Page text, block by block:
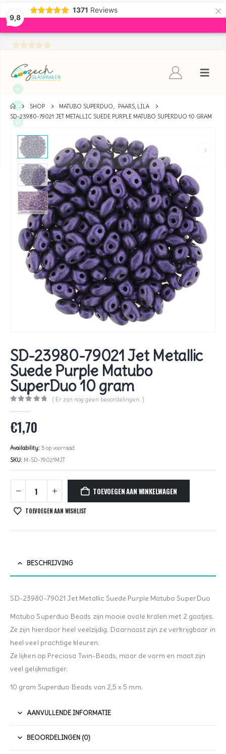
9,8
1371 Reviews ×
SHOP MATUBO SUPERDUO
PAARS, LILA
SD-23980-79021 JET METALLIC SUEDE PURPLE MATUBO SUPERDUO 10 GRAM
SD-23980-79021 Jet Metallic
Suede Purple Matubo
SuperDuo 10 gram
out of 5
( Er zijn nog geen beoordelingen. )
€1,70
Availability: 5 op voorraad
SKU: M-SD-79021MJT
TOEVOEGEN AAN WINKELWAGEN
TOEVOEGEN AAN WISHLIST
BESCHRIJVING
SD-23980-79021 Jet Metallic Suede Purple Matubo SuperDuo
Matubo Superduo Beads zijn mooie ovale kralen met 2 gaatjes.
Ze zijn hierdoor heel veelzijdig. Daarnaast zijn ze verkrijgbaar in
heel veel prachtige kleuren.
Ze lijken op Preciosa Twin-Beads, maar de vorm en maat zijn
veel gelijkmatiger.
10 gram Superduo Beads van 2,5 x 5 mm.
AANVULLENDE INFORMATIE
BEOORDELINGEN (0)